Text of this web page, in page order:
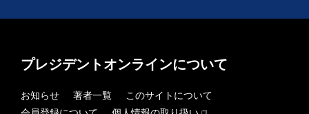
プレジデントオンラインについて
お知らせ 著者一覧
このサイトについて